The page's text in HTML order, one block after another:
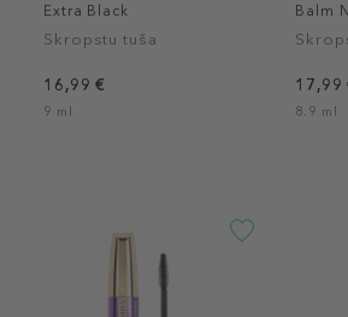
Extra Black
Skropstu tuša
16,99 €
9 ml
Balm
17,99
8.9 ml